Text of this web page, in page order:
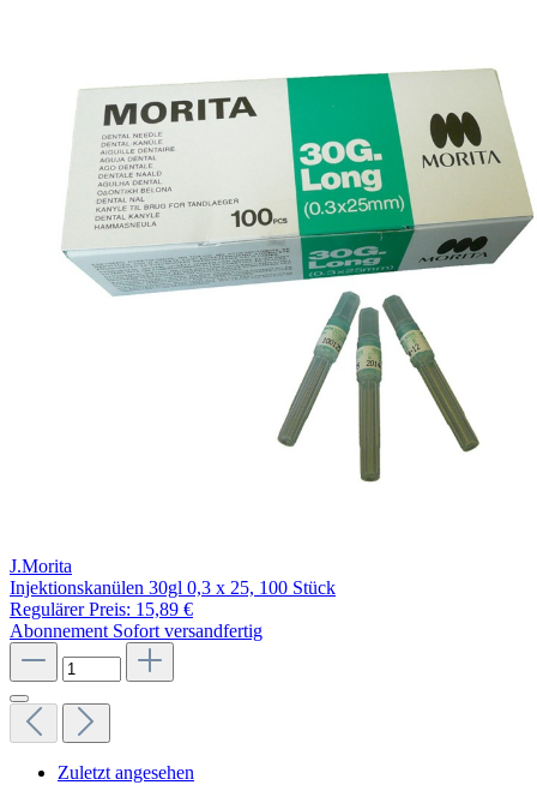
J.Morita
Injektionskanülen 30gl 0,3 x 25, 100 Stück
Regulärer Preis: 15,89 €
Abonnement Sofort versandfertig
Zuletzt angesehen